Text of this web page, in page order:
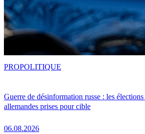
Guerre de désinformation russe : les
allemandes prises pour cible
06.08.2026
PROPOLITIQUE